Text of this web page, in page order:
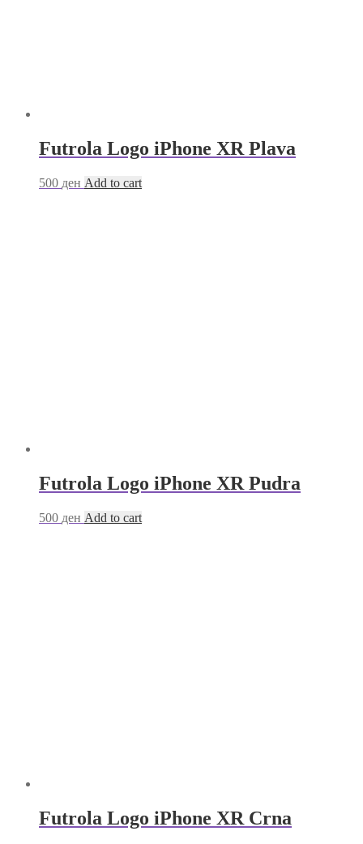
Futrola Logo iPhone XR Plava
500 ден Add to cart
Futrola Logo iPhone XR Pudra
500 ден Add to cart
Futrola Logo iPhone XR Crna